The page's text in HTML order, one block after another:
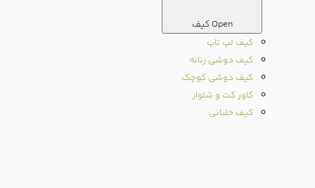
Open کیف
کیف لپ تاپ
کیف دوشی زنانه
کیف دوشی کوچک
کاور کت و شلوار
کیف خلبانی